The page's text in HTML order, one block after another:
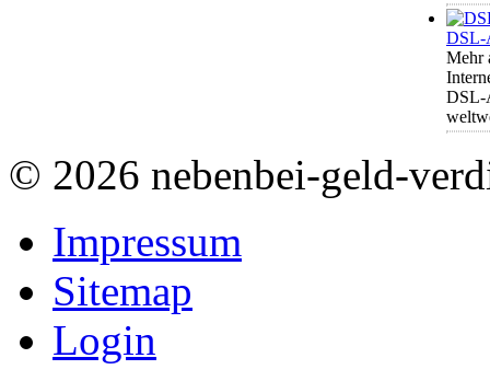
DSL-
Mehr
DSL-
© 2026 nebenbei-geld-
Impressum
Sitemap
Login